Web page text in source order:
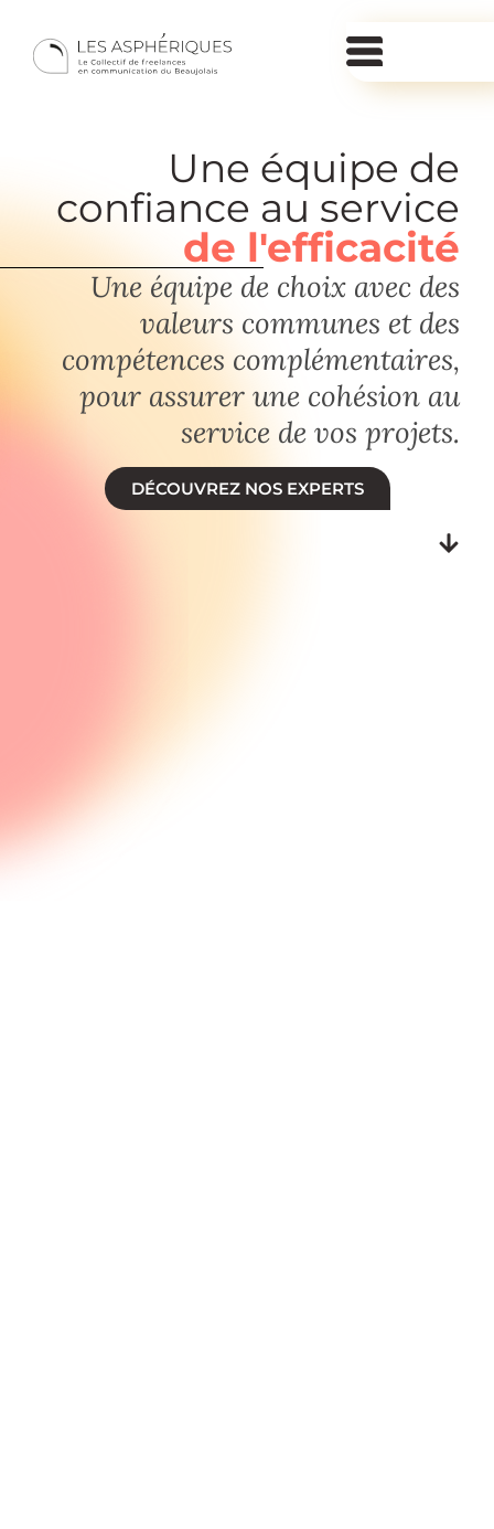
Une équipe de
confiance au service
de l'efficacité
Une équipe de choix avec des
valeurs communes et des
compétences complémentaires,
pour assurer une cohésion au
service de vos projets.
DÉCOUVREZ NOS EXPERTS